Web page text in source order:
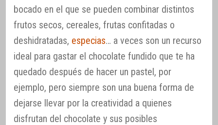
bocado en el que se pueden combinar distintos
frutos secos, cereales, frutas confitadas o
deshidratadas, especias… a veces son un recurso
ideal para gastar el chocolate fundido que te ha
quedado después de hacer un pastel, por
ejemplo, pero siempre son una buena forma de
dejarse llevar por la creatividad a quienes
disfrutan del chocolate y sus posibles